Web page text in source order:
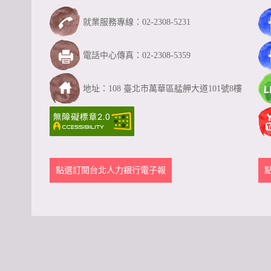
就業服務專線：02-2308-5231
電話中心傳真：02-2308-5359
地址：108 臺北市萬華區艋舺大道101號8樓
點選訂閱台北人力銀行電子報